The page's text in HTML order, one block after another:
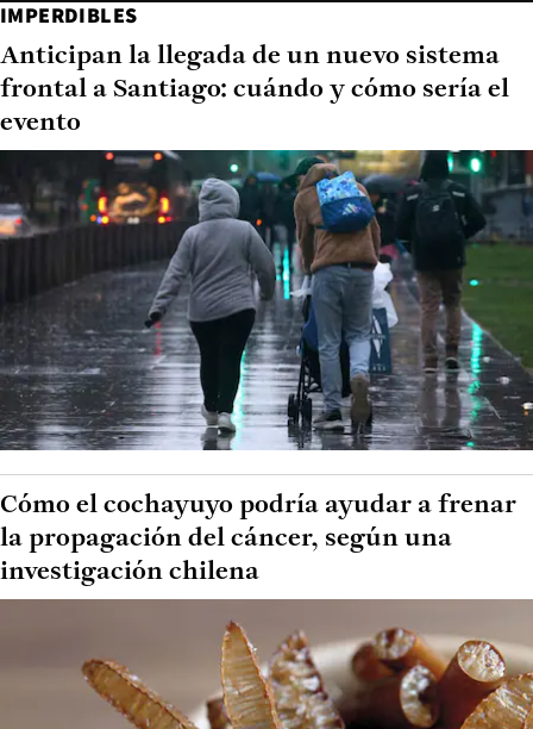
IMPERDIBLES
Anticipan la llegada de un nuevo sistema
frontal a Santiago: cuándo y cómo sería el
evento
Cómo el cochayuyo podría ayudar a frenar
la propagación del cáncer, según una
investigación chilena